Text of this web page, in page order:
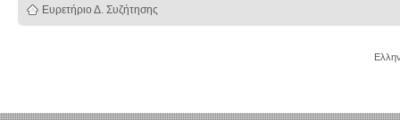
Ευρετήριο Δ. Συζήτησης